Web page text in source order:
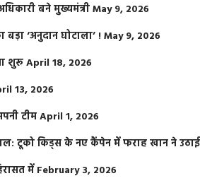
बने मुख्यमंत्रीMay 9, 2026
‘अनुदान घोटाला’ !May 9, 2026
शुरूApril 18, 2026
13, 2026
टीमApril 1, 2026
टूको किड्स के नए कैंपेन में फराह खान ने
में February 3, 2026